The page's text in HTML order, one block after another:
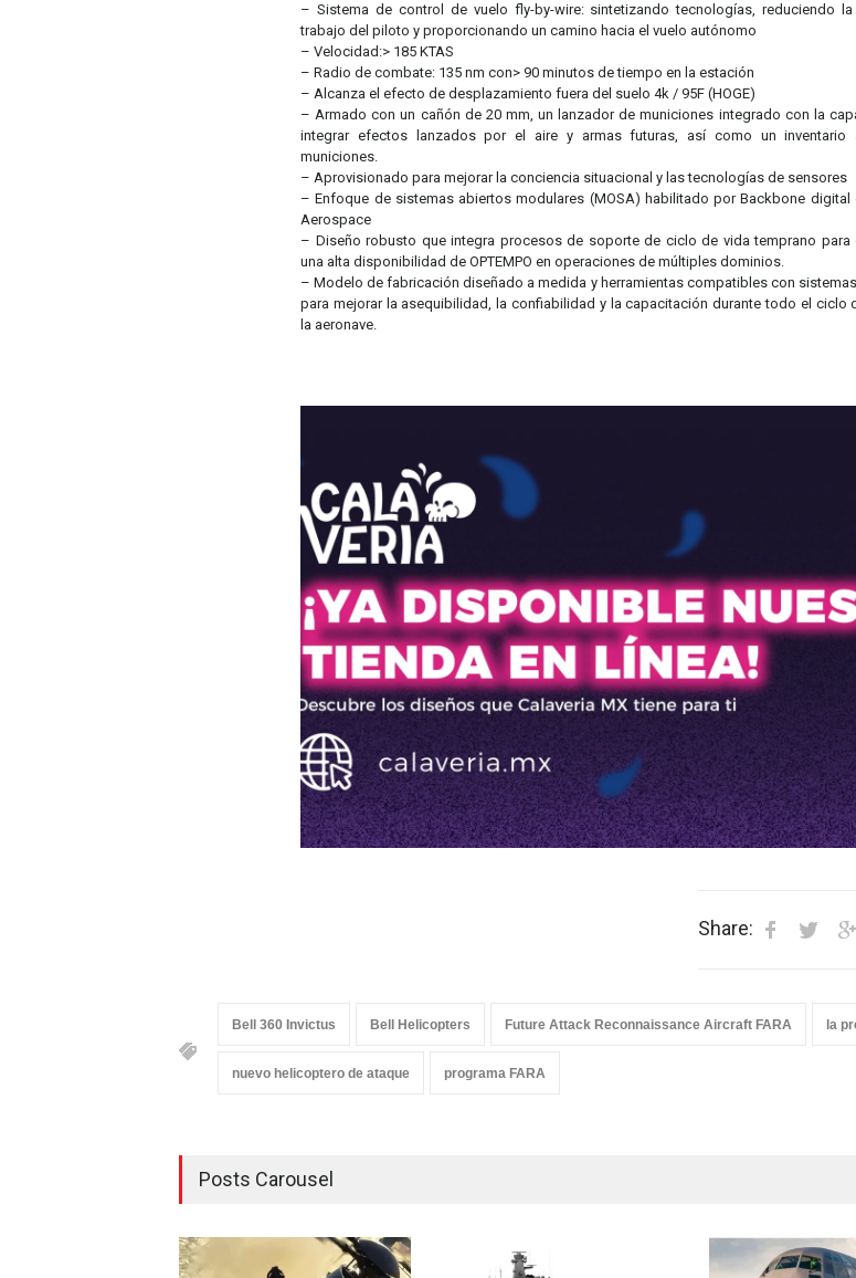
– Sistema de control de vuelo fly-by-wire: sintetizando tecnologías, reduciendo
trabajo del piloto y proporcionando un camino hacia el vuelo autónomo
– Velocidad:> 185 KTAS
– Radio de combate: 135 nm con> 90 minutos de tiempo en la estación
– Alcanza el efecto de desplazamiento fuera del suelo 4k / 95F (HOGE)
– Armado con un cañón de 20 mm, un lanzador de municiones integrado con la
integrar efectos lanzados por el aire y armas futuras, así como un inventario
municiones.
– Aprovisionado para mejorar la conciencia situacional y las tecnologías de sensores
– Enfoque de sistemas abiertos modulares (MOSA) habilitado por Backbone digital
Aerospace
– Diseño robusto que integra procesos de soporte de ciclo de vida temprano para
una alta disponibilidad de OPTEMPO en operaciones de múltiples dominios.
– Modelo de fabricación diseñado a medida y herramientas compatibles con
para mejorar la asequibilidad, la confiabilidad y la capacitación durante todo el ciclo
la aeronave.
Share:
Bell 360 Invictus Bell Helicopters Future Attack Reconnaissance Aircraft FARA la
nuevo helicoptero de ataque programa FARA
Posts Carousel